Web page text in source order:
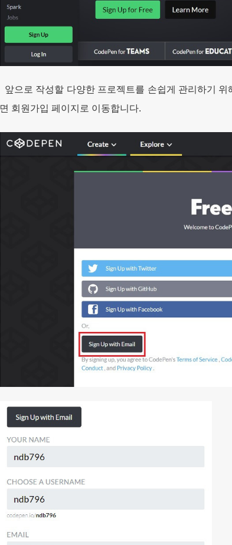
앞으로 작성할 다양한 프로젝트를 손쉽게 관리하기
면 회원가입 페이지로 이동합니다.